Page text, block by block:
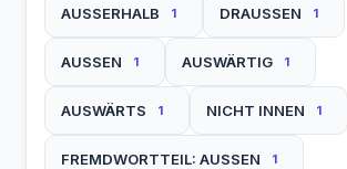
AUSSERHALB 1 DRAUSSEN 1
AUSSEN 1 AUSWÄRTIG 1
AUSWÄRTS 1 NICHT INNEN 1
FREMDWORTTEIL: AUSSEN 1